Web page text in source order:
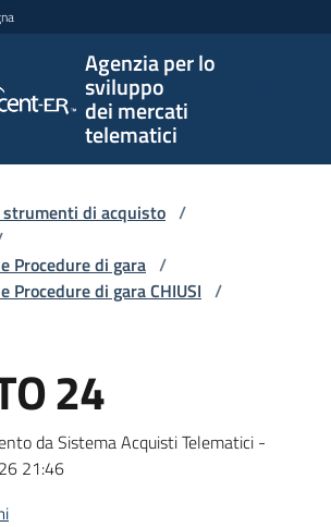
Agenzia per lo
sviluppo
dei mercati
telematici
per lo
sviluppo
telematici
strumenti di acquisto /
Procedure di gara /
di gara CHIUSI /
24
da Sistema Acquisti Telematici -
21:46